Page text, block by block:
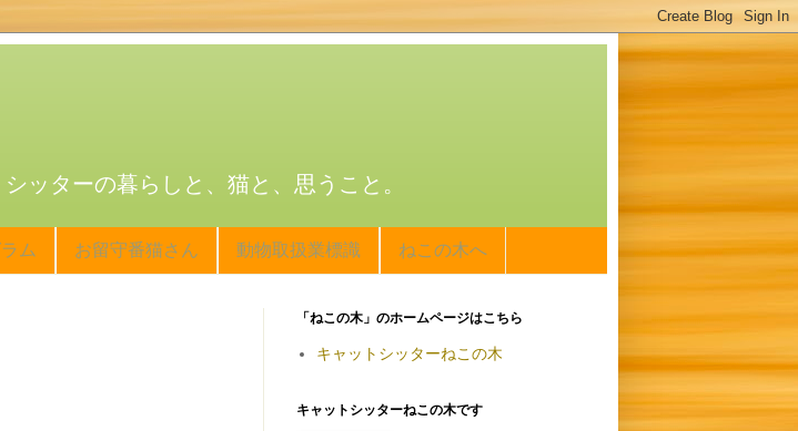
ターの暮らしと、猫と、思うこと。
ム お留守番猫さん 動物取扱業標識 ねこの木へ
「ねこの木」のホームページはこちら
キャットシッターねこの木
キャットシッターねこの木です